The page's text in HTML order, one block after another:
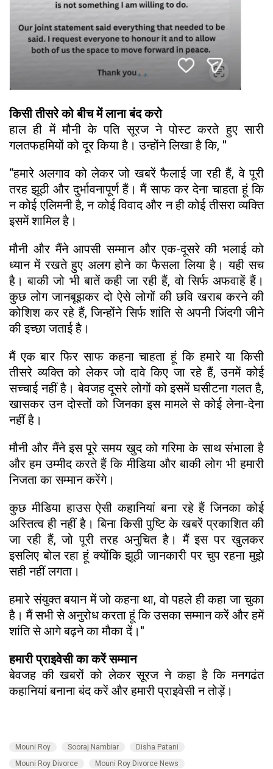
किसी तीसरे को बीच में लाना बंद करो
हाल ही में मौनी के पति सूरज ने पोस्ट करते हुए सारी
गलतफहमियों को दूर किया है। उन्होंने लिखा है कि, ''
“हमारे अलगाव को लेकर जो खबरें फैलाई जा रही हैं, वे पूरी
तरह झूठी और दुर्भावनापूर्ण हैं। मैं साफ कर देना चाहता हूं कि
न कोई एलिमनी है, न कोई विवाद और न ही कोई तीसरा व्यक्ति
इसमें शामिल है।
मौनी और मैंने आपसी सम्मान और एक-दूसरे की भलाई को
ध्यान में रखते हुए अलग होने का फैसला लिया है। यही सच
है। बाकी जो भी बातें कही जा रही हैं, वो सिर्फ अफवाहें हैं।
कुछ लोग जानबूझकर दो ऐसे लोगों की छवि खराब करने की
कोशिश कर रहे हैं, जिन्होंने सिर्फ शांति से अपनी जिंदगी जीने
की इच्छा जताई है।
मैं एक बार फिर साफ कहना चाहता हूं कि हमारे या किसी
तीसरे व्यक्ति को लेकर जो दावे किए जा रहे हैं, उनमें कोई
सच्चाई नहीं है। बेवजह दूसरे लोगों को इसमें घसीटना गलत है,
खासकर उन दोस्तों को जिनका इस मामले से कोई लेना-देना
नहीं है।
मौनी और मैंने इस पूरे समय खुद को गरिमा के साथ संभाला है
और हम उम्मीद करते हैं कि मीडिया और बाकी लोग भी हमारी
निजता का सम्मान करेंगे।
कुछ मीडिया हाउस ऐसी कहानियां बना रहे हैं जिनका कोई
अस्तित्व ही नहीं है। बिना किसी पुष्टि के खबरें प्रकाशित की
जा रही हैं, जो पूरी तरह अनुचित है। मैं इस पर खुलकर
इसलिए बोल रहा हूं क्योंकि झूठी जानकारी पर चुप रहना मुझे
सही नहीं लगता।
हमारे संयुक्त बयान में जो कहना था, वो पहले ही कहा जा चुका
है। मैं सभी से अनुरोध करता हूं कि उसका सम्मान करें और हमें
शांति से आगे बढ़ने का मौका दें।''
हमारी प्राइवेसी का करें सम्मान
बेवजह की खबरों को लेकर सूरज ने कहा है कि मनगढंत
कहानियां बनाना बंद करें और हमारी प्राइवेसी न तोड़ें।
Mouni Roy Sooraj Nambiar
Disha Patani
Mouni Roy Divorce
Mouni Roy Divorce News